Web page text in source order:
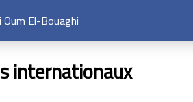
El-Bouaghi
internationaux​